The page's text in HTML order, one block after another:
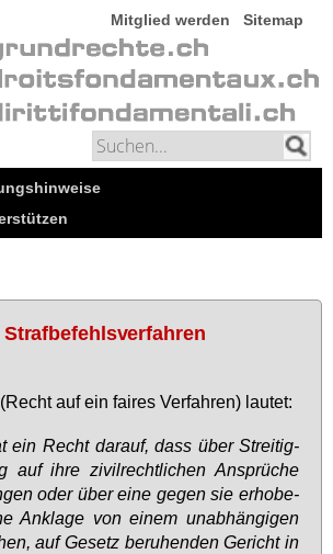
Mitglied werden Sitemap
auf ein fai­res Ver­fah­ren) lau­tet:
ein Recht dar­auf, dass über Strei­tig­
auf ih­re zi­vil­recht­li­chen An­sprü­che
oder über ei­ne ge­gen sie er­ho­be­
An­kla­ge von ei­nem un­ab­hän­gi­gen
auf Ge­setz be­ru­hen­den Ge­richt in